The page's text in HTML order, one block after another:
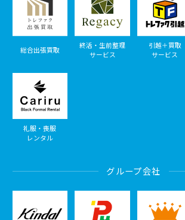
総合出張買取
終活・生前整理
サービス
引越＋買取
サービス
礼服・喪服
レンタル
グループ会社